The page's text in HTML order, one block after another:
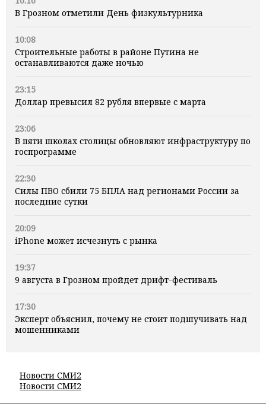
В Грозном отметили День физкультурника
10:08
Строительные работы в районе Путина не
останавливаются даже ночью
23:15
Доллар превысил 82 рубля впервые с марта
23:06
В пяти школах столицы обновляют инфраструктуру по
госпрограмме
22:30
Силы ПВО сбили 75 БПЛА над регионами России за
последние сутки
20:09
iPhone может исчезнуть с рынка
19:37
9 августа в Грозном пройдет дрифт-фестиваль
17:30
Эксперт объяснил, почему не стоит подшучивать над
мошенниками
Новости СМИ2
Новости СМИ2